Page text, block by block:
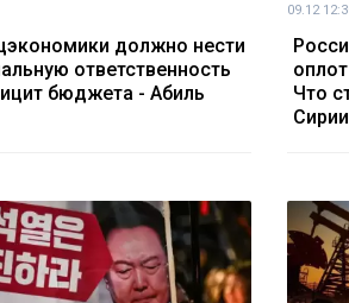
должно нести
ответственность
бюджета - Абиль
09.12
Что
Сирии